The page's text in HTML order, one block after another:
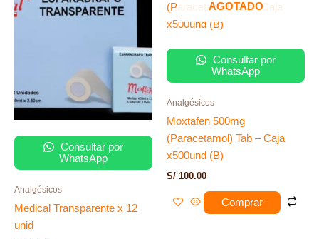
Consultar por
WhatsApp
Analgésicos
Medical Transparente x 12
unid
AGOTADO
Consultar por
WhatsApp
Analgésicos
Moxtafen 500mg
(Paracetamol) Tab – Caja
x500und (B)
S/ 100.00
Comprar